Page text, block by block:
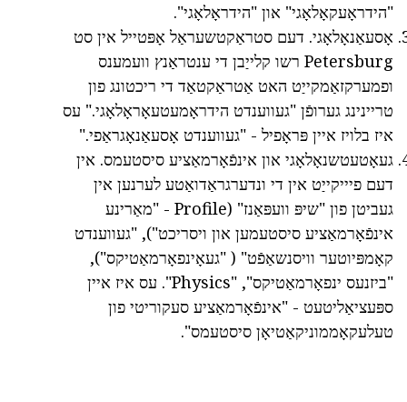
"הידראָעקאָלאָגי" און "הידראָלאָגי".
אָסעאַנאָלאָגי. דעם סטראַקטשעראַל אָפּטייל אין סט
Petersburg רשו קלייַבן די ענטראַנץ וועמענס
ופמערקזאַמקייַט האט אַטראַקטאַד די ריכטונג פון
טריינינג גערופֿן "געווענדט הידראָמעטעאָראָלאָגי." עס
איז בלויז איין פּראָפיל - "געווענדט אָסעאַנאָגראַפי."
געאָטעטשנאָלאָגי און אינפֿאָרמאַציע סיסטעמס. אין
דעם פיייקייַט אין די ונדערגראַדואַטע לערנען אין
געביטן פון "שיפּ וועפּאַנז" (Profile - "מאַרינע
אינפֿאָרמאַציע סיסטעמען און ויסריכט"), "געווענדט
קאָמפּיוטער וויסנשאַפֿט" ( "געאָינפאָרמאַטיקס"),
"ביזנעס ינפאָרמאַטיקס", "Physics". עס איז איין
ספּעציאַליטעט - "אינפֿאָרמאַציע סעקוריטי פון
טעלעקאָממוניקאַטיאָן סיסטעמס".